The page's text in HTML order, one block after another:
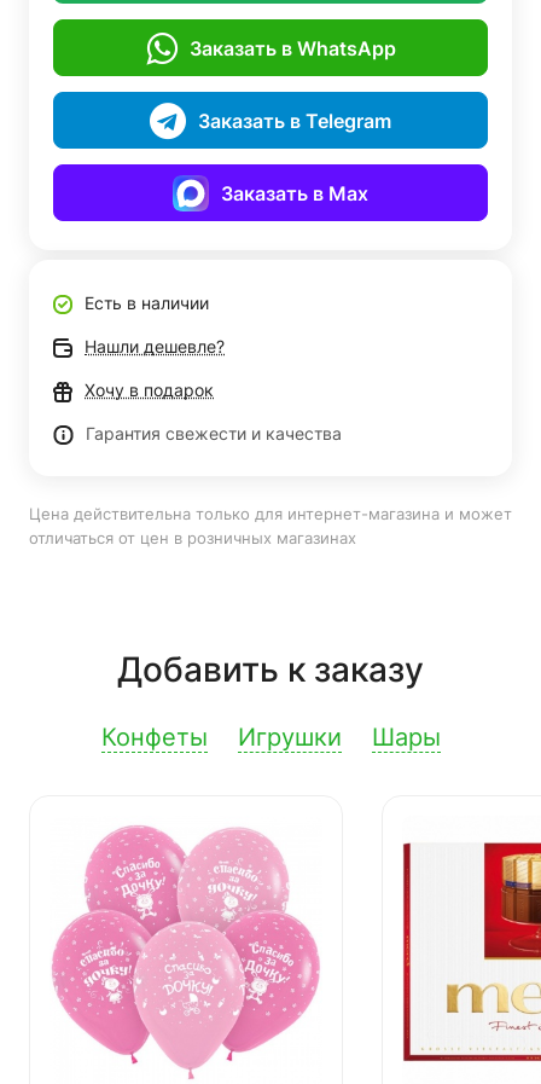
Заказать в WhatsApp
Заказать в Telegram
Заказать в Max
Есть в наличии
Нашли дешевле?
Хочу в подарок
Гарантия свежести и качества
Цена действительна только для интернет-магазина и может
отличаться от цен в розничных магазинах
Добавить к заказу
Конфеты Игрушки Шары